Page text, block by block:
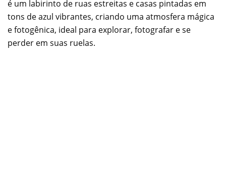
é um labirinto de ruas estreitas e casas pintadas em
tons de azul vibrantes, criando uma atmosfera mágica
e fotogênica, ideal para explorar, fotografar e se
perder em suas ruelas.